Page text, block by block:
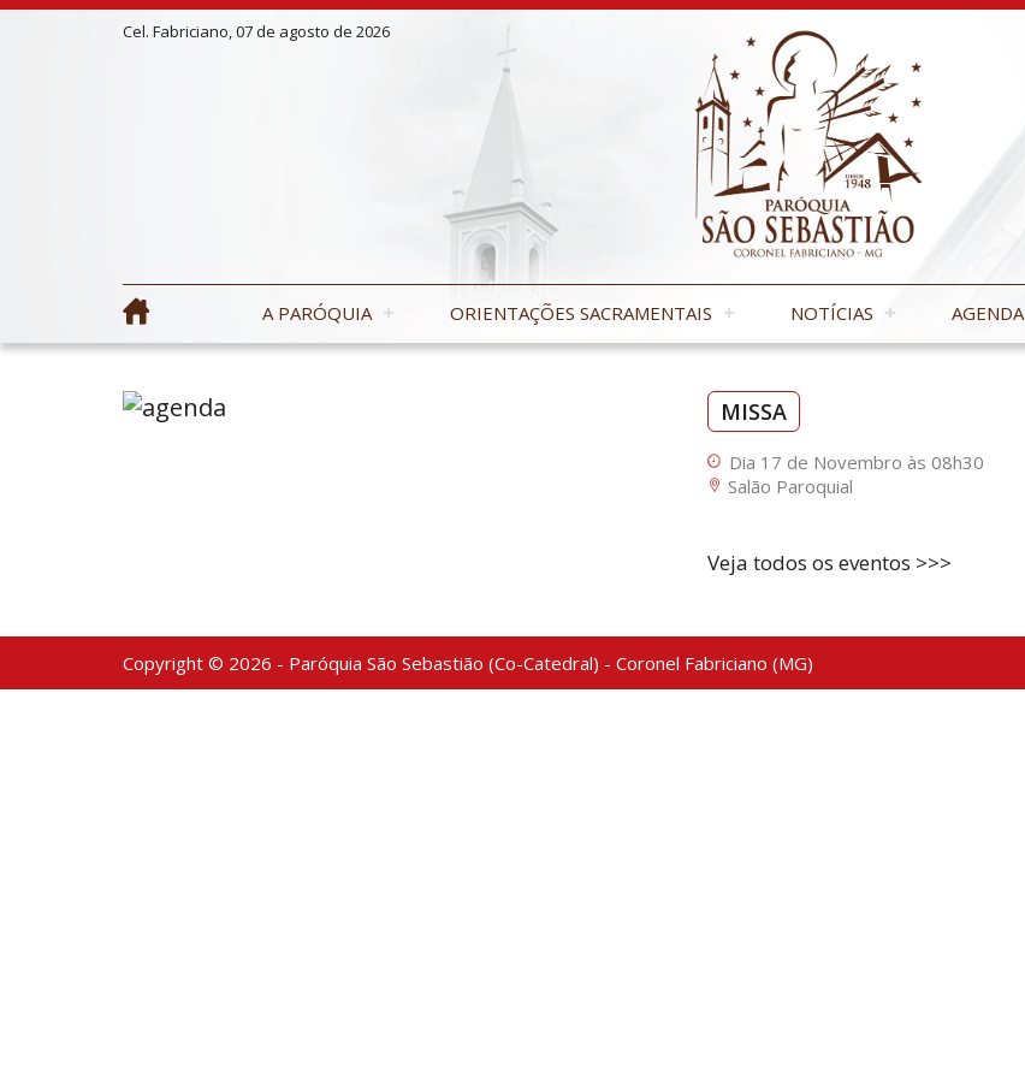
Cel. Fabriciano, 07 de agosto de 2026
A PARÓQUIA ORIENTAÇÕES SACRAMENTAIS NOTÍCIAS AGENDA
MISSA
Dia 17 de Novembro às 08h30
Salão Paroquial
Veja todos os eventos >>>
Copyright © 2026 - Paróquia São Sebastião (Co-Catedral) - Coronel Fabriciano (MG)